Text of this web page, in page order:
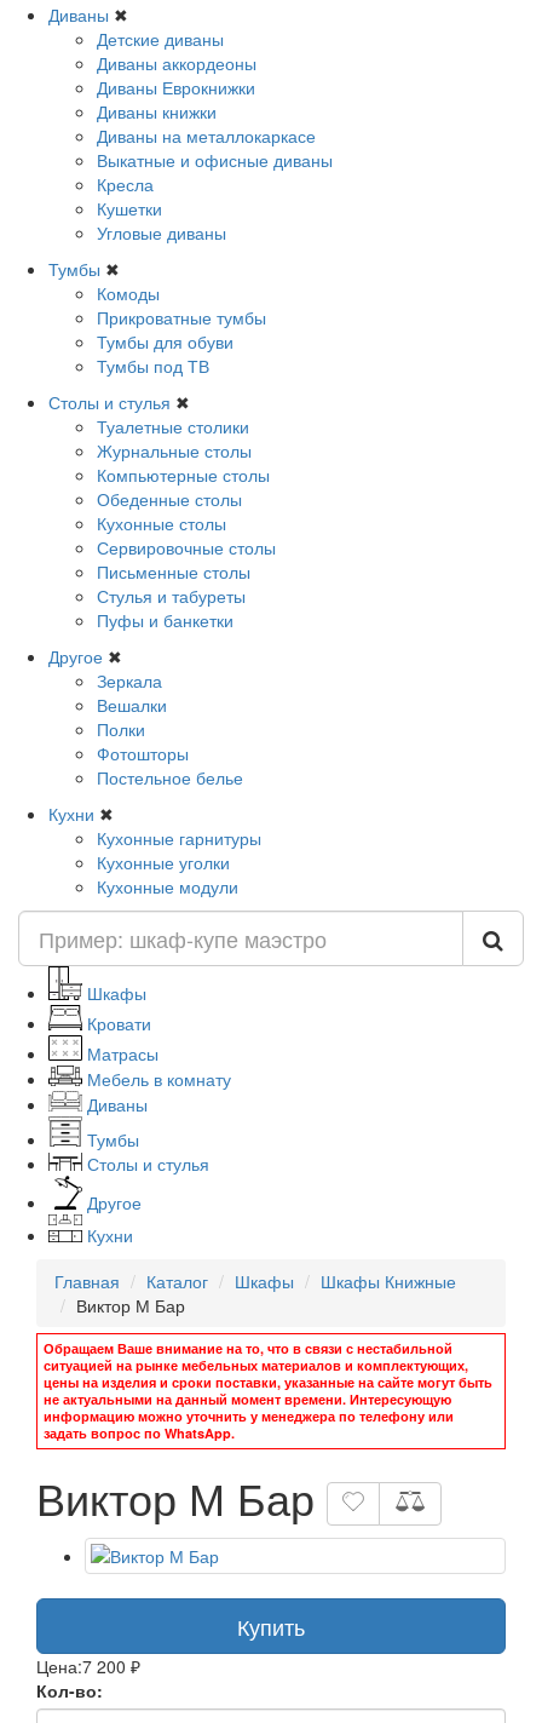
Диваны ✖
Детские диваны
Диваны аккордеоны
Диваны Еврокнижки
Диваны книжки
Диваны на металлокаркасе
Выкатные и офисные диваны
Кресла
Кушетки
Угловые диваны
Тумбы ✖
Комоды
Прикроватные тумбы
Тумбы для обуви
Тумбы под ТВ
Столы и стулья ✖
Туалетные столики
Журнальные столы
Компьютерные столы
Обеденные столы
Кухонные столы
Сервировочные столы
Письменные столы
Стулья и табуреты
Пуфы и банкетки
Другое ✖
Зеркала
Вешалки
Полки
Фотошторы
Постельное белье
Кухни ✖
Кухонные гарнитуры
Кухонные уголки
Кухонные модули
Шкафы
Кровати
Матрасы
Мебель в комнату
Диваны
Тумбы
Столы и стулья
Другое
Кухни
Главная
Каталог Шкафы
Шкафы Книжные
Виктор М Бар
Обращаем Ваше внимание на то, что в связи с нестабильной
ситуацией на рынке мебельных материалов и комплектующих,
цены на изделия и сроки поставки, указанные на сайте могут быть
не актуальными на данный момент времени. Интересующую
информацию можно уточнить у менеджера по телефону или
задать вопрос по WhatsApp.
Виктор М Бар
Купить
Цена:7 200 ₽
Кол-во: